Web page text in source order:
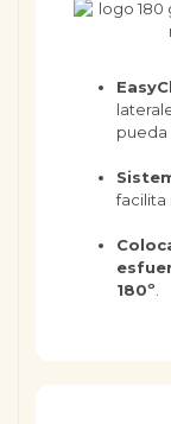
pueda
facilita
180º